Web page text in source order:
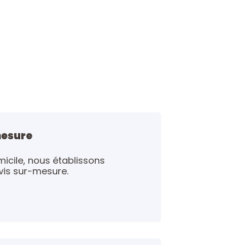
nous établissons
sur-mesure.